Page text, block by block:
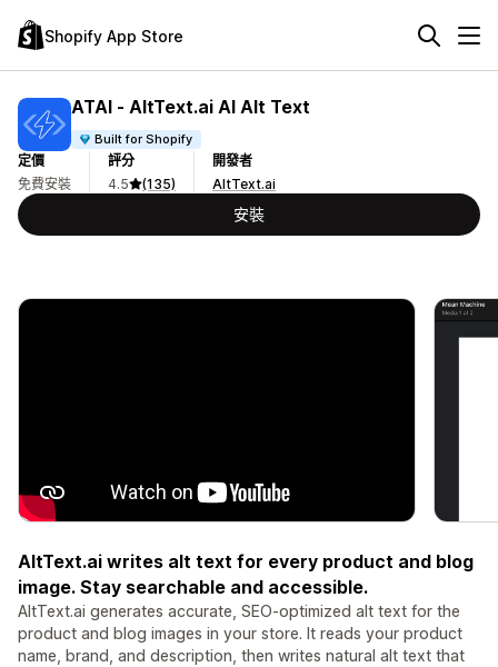
Shopify App Store
ATAI ‑ AltText.ai AI Alt Text
Built for Shopify
定價
免費安裝
評分
4.5
(135)
開發者
AltText.ai
安裝
AltText.ai writes alt text for every product and blog
image. Stay searchable and accessible.
AltText.ai generates accurate, SEO-optimized alt text for the
product and blog images in your store. It reads your product
name, brand, and description, then writes natural alt text that